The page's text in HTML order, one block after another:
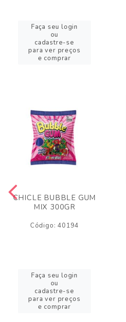
Faça seu login
ou
cadastre-se
para ver preços
e comprar
CHICLE BUBBLE GUM
MIX 300GR
Código: 40194
Faça seu login
ou
cadastre-se
para ver preços
e comprar